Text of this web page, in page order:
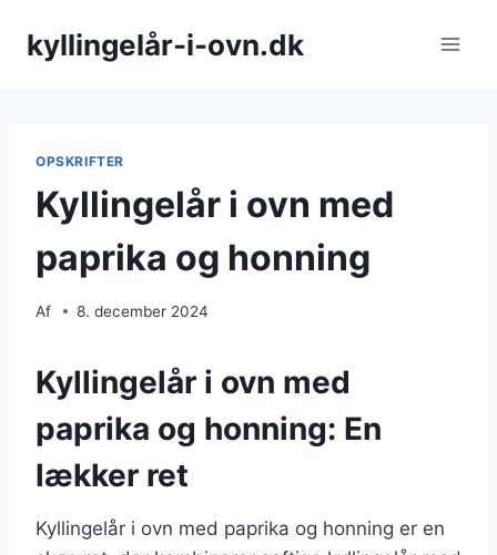
kyllingelår-i-ovn.dk
OPSKRIFTER
Kyllingelår i ovn med
paprika og honning
Af 8. december 2024
Kyllingelår i ovn med
paprika og honning: En
lækker ret
Kyllingelår i ovn med paprika og honning er en